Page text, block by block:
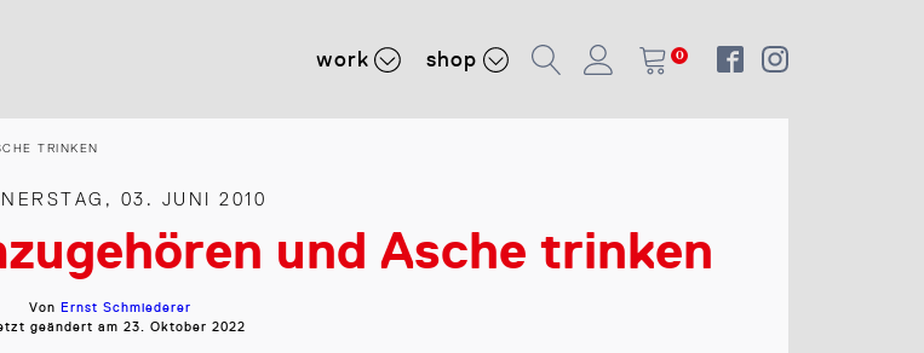
work shop 0
TRINKEN
03. JUNI 2010
und Asche trinken
Von Ernst Schmiederer
geändert am 23. Oktober 2022